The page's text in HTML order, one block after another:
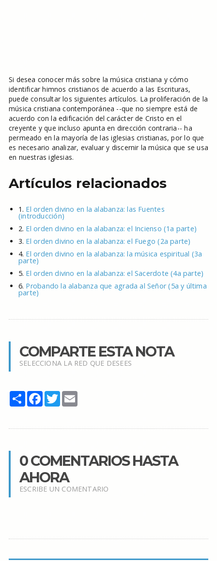
Si desea conocer más sobre la música cristiana y cómo
identificar himnos cristianos de acuerdo a las Escrituras,
puede consultar los siguientes artículos. La proliferación de la
música cristiana contemporánea --que no siempre está de
acuerdo con la edificación del carácter de Cristo en el
creyente y que incluso apunta en dirección contraria-- ha
permeado en la mayoría de las iglesias cristianas, por lo que
es necesario analizar, evaluar y discernir la música que se usa
en nuestras iglesias.
Artículos relacionados
1. El orden divino en la alabanza: las Fuentes
(introducción)
2. El orden divino en la alabanza: el Incienso (1a parte)
3. El orden divino en la alabanza: el Fuego (2a parte)
4. El orden divino en la alabanza: la música espiritual (3a
parte)
5. El orden divino en la alabanza: el Sacerdote (4a parte)
6. Probando la alabanza que agrada al Señor (5a y última
parte)
COMPARTE ESTA NOTA
SELECCIONA LA RED QUE DESEES
Share Facebook
TwitterEmail
0 COMENTARIOS HASTA
AHORA
ESCRIBE UN COMENTARIO